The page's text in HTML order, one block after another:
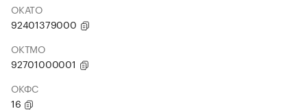
ОКАТО
92401379000
ОКТМО
92701000001
ОКФС
16